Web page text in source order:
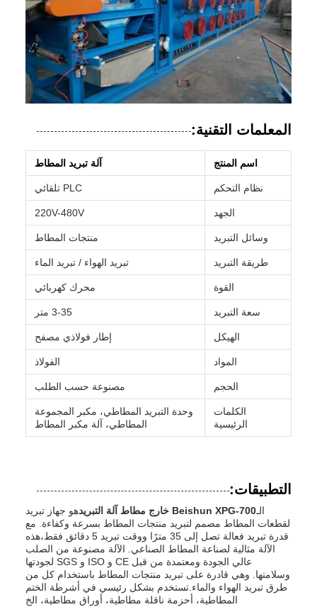
المعلمات التقنية:
اسم المنتج آلة تبريد المطاط
نظام التحكم PLC تلقائي
الجهد 220V-480V
وسائل التبريد منتجات المطاط
طريقة التبريد تبريد الهواء / تبريد الماء
القوة محرك كهربائي
سعة التبريد 3-35 متر
الهيكل إطار فولاذي مصفح
المواد الفولاذ
الحجم مصنوعة حسب الطلب
الكلمات
الرئيسية
وحدة التبريد المطاطي، مكبر المجموعة
المطاطي، آلة مكبر المطاط
التطبيقات:
الـBeishun XPG-700 خارج مطاط آلة التبريد
هو جهاز تبريد
لقطعات المطاط مصمم لتبريد منتجات المطاط بسرعة وكفاءة. مع
قدرة تبريد فعالة تصل إلى 35 مترًا ووقت تبريد 5 دقائق فقط،هذه
الآلة مثالية لصناعة المطاط الصناعي. الآلة مصنوعة من الصلب
عالي الجودة ومعتمدة من قبل CE و ISO و SGS لجودتها
وسلامتها. وهي قادرة على تبريد منتجات المطاط باستخدام كل من
طرق تبريد الهواء والماء.تستخدم بشكل رئيسي في أشرطة الختم
المطاطية، أحزمة ناقلة مطاطية، أوراق مطاطية، الخ